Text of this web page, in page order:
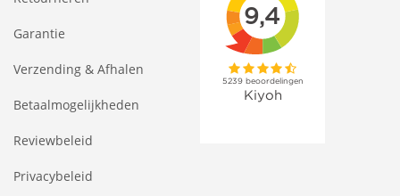
Garantie
Verzending & Afhalen
Betaalmogelijkheden
Reviewbeleid
Privacybeleid